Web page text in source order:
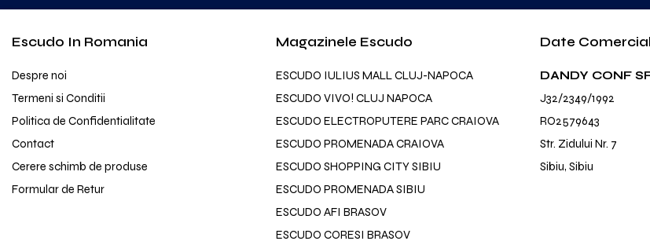
Escudo In Romania
Despre noi
Termeni si Conditii
Politica de Confidentialitate
Contact
Cerere schimb de produse
Formular de Retur
Magazinele Escudo
ESCUDO IULIUS MALL CLUJ-NAPOCA
ESCUDO VIVO! CLUJ NAPOCA
ESCUDO ELECTROPUTERE PARC CRAIOVA
ESCUDO PROMENADA CRAIOVA
ESCUDO SHOPPING CITY SIBIU
ESCUDO PROMENADA SIBIU
ESCUDO AFI BRASOV
ESCUDO CORESI BRASOV
Date
DANDY CONF
J32/2349/1992
RO2579643
Str. Zidului Nr. 7
Sibiu, Sibiu